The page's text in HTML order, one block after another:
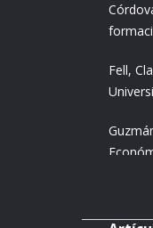
Fell,